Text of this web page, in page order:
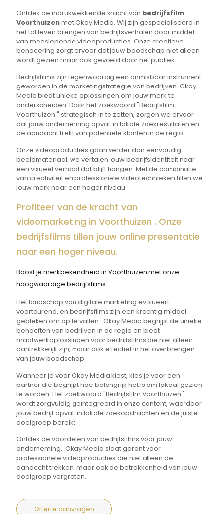
Ontdek de indrukwekkende kracht van bedrijfsfilm
Voorthuizenmet Okay Media. Wij zijn gespecialiseerd in
het tot leven brengen van bedrijfsverhalen door middel
van meeslepende videoproducties. Onze creatieve
benadering zorgt ervoor dat jouw boodschap niet alleen
wordt gezien maar ook gevoeld door het publiek.
Bedrijfsfilms zijn tegenwoordig een onmisbaar instrument
geworden in de marketingstrategie van bedrijven. Okay
Media biedt unieke oplossingen om jouw merk te
onderscheiden. Door het zoekwoord "Bedrijfsfilm
Voorthuizen " strategisch in te zetten, zorgen we ervoor
dat jouw onderneming opvalt in lokale zoekresultaten en
de aandacht trekt van potentiële klanten in de regio.
Onze videoproducties gaan verder dan eenvoudig
beeldmateriaal; we vertalen jouw bedrijfsidentiteit naar
een visueel verhaal dat blijft hangen. Met de combinatie
van creativiteit en professionele videotechnieken tillen we
jouw merk naar een hoger niveau.
Profiteer van de kracht van
videomarketing in Voorthuizen . Onze
bedrijfsfilms tillen jouw online presentatie
naar een hoger niveau.
Boost je merkbekendheid in Voorthuizen met onze
hoogwaardige bedrijfsfilms.
Het landschap van digitale marketing evolueert
voortdurend, en bedrijfsfilms zijn een krachtig middel
gebleken om op te vallen . Okay Media begrijpt de unieke
behoeften van bedrijven in de regio en biedt
maatwerkoplossingen voor bedrijfsfilms die niet alleen
aantrekkelijk zijn, maar ook effectief in het overbrengen
van jouw boodschap.
Wanneer je voor Okay Media kiest, kies je voor een
partner die begrijpt hoe belangrijk het is om lokaal gezien
te worden. Het zoekwoord "Bedrijfsfilm Voorthuizen "
wordt zorgvuldig geïntegreerd in onze content, waardoor
jouw bedrijf opvalt in lokale zoekopdrachten en de juiste
doelgroep bereikt.
Ontdek de voordelen van bedrijfsfilms voor jouw
onderneming.. Okay Media staat garant voor
professionele videoproducties die niet alleen de
aandacht trekken, maar ook de betrokkenheid van jouw
doelgroep vergroten.
Offerte aanvragen